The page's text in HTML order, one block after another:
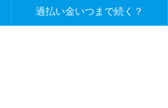
過払い金いつまで続く？